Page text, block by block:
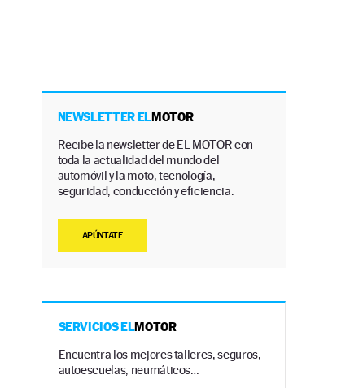
NEWSLETTER ELMOTOR
Recibe la newsletter de EL MOTOR con
toda la actualidad del mundo del
automóvil y la moto, tecnología,
seguridad, conducción y eficiencia.
APÚNTATE
SERVICIOS ELMOTOR
Encuentra los mejores talleres, seguros,
autoescuelas, neumáticos…